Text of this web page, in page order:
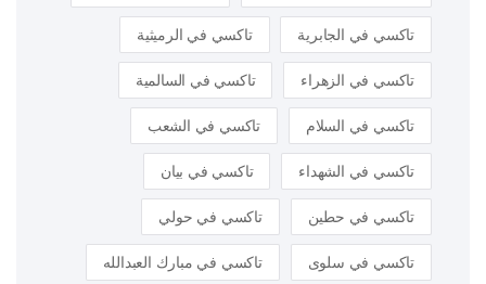
تاكسي في الجابرية تاكسي في الرميثية
تاكسي في الزهراء تاكسي في السالمية
تاكسي في السلام تاكسي في الشعب
تاكسي في الشهداء تاكسي في بيان
تاكسي في حطين تاكسي في حولي
تاكسي في سلوى تاكسي في مبارك العبدالله